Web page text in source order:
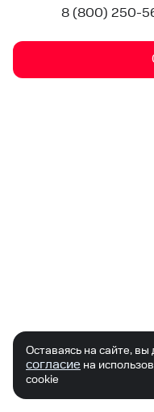
8 (800) 250-
Оставаясь на сайте, вы
согласие на
cookie